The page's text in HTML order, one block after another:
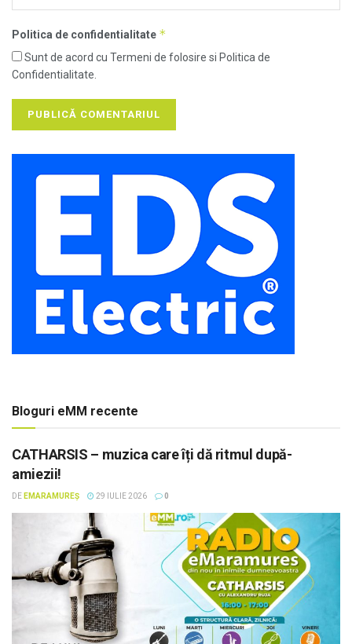
Politica de confidentialitate *
Sunt de acord cu Termeni de folosire si Politica de
Confidentialitate.
Bloguri eMM recente
CATHARSIS – muzica care îți dă ritmul după-
amiezii!
DE EMARAMUREȘ 29 IULIE 2026 0